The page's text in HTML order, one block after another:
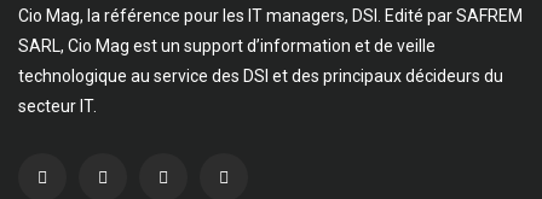
Cio Mag, la référence pour les IT managers, DSI. Edité par SAFREM
SARL, Cio Mag est un support d’information et de veille
technologique au service des DSI et des principaux décideurs du
secteur IT.